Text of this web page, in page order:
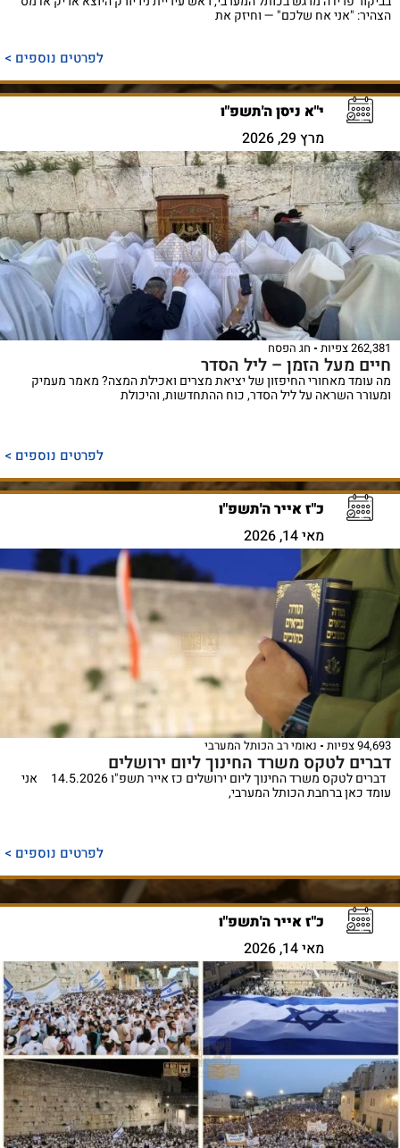
הצהיר: "אני אח שלכם" — וחיזק את
לפרטים נוספים >
י"א ניסן ה'תשפ"ו
מרץ 29, 2026
262,381 צפיות חג הפסח
חיים מעל הזמן – ליל הסדר
מה עומד מאחורי החיפזון של יציאת מצרים ואכילת המצה? מאמר מעמיק
ומעורר השראה על ליל הסדר, כוח ההתחדשות, והיכולת
לפרטים נוספים >
כ"ז אייר ה'תשפ"ו
מאי 14, 2026
94,693 צפיות נאומי רב הכותל המערבי
דברים לטקס משרד החינוך ליום ירושלים
דברים לטקס משרד החינוך ליום ירושלים כז אייר תשפ"ו 14.5.2026 אני
עומד כאן ברחבת הכותל המערבי,
לפרטים נוספים >
כ"ז אייר ה'תשפ"ו
מאי 14, 2026